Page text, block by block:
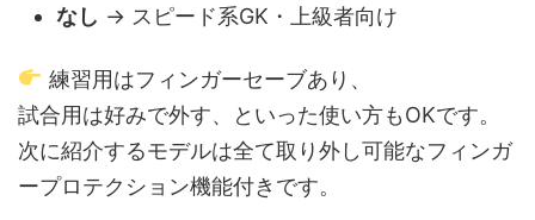
なし → スピード系GK・上級者向け
練習用はフィンガーセーブあり、
試合用は好みで外す、といった使い方もOKです。
次に紹介するモデルは全て取り外し可能なフィンガ
ープロテクション機能付きです。